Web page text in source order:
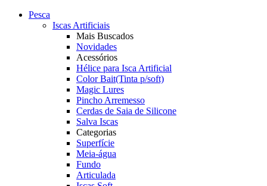
Pesca
Iscas Artificiais
Mais Buscados
Novidades
Acessórios
Hélice para Isca Artificial
Color Bait(Tinta p/soft)
Magic Lures
Pincho Arremesso
Cerdas de Saia de Silicone
Salva Iscas
Categorias
Superfície
Meia-água
Fundo
Articulada